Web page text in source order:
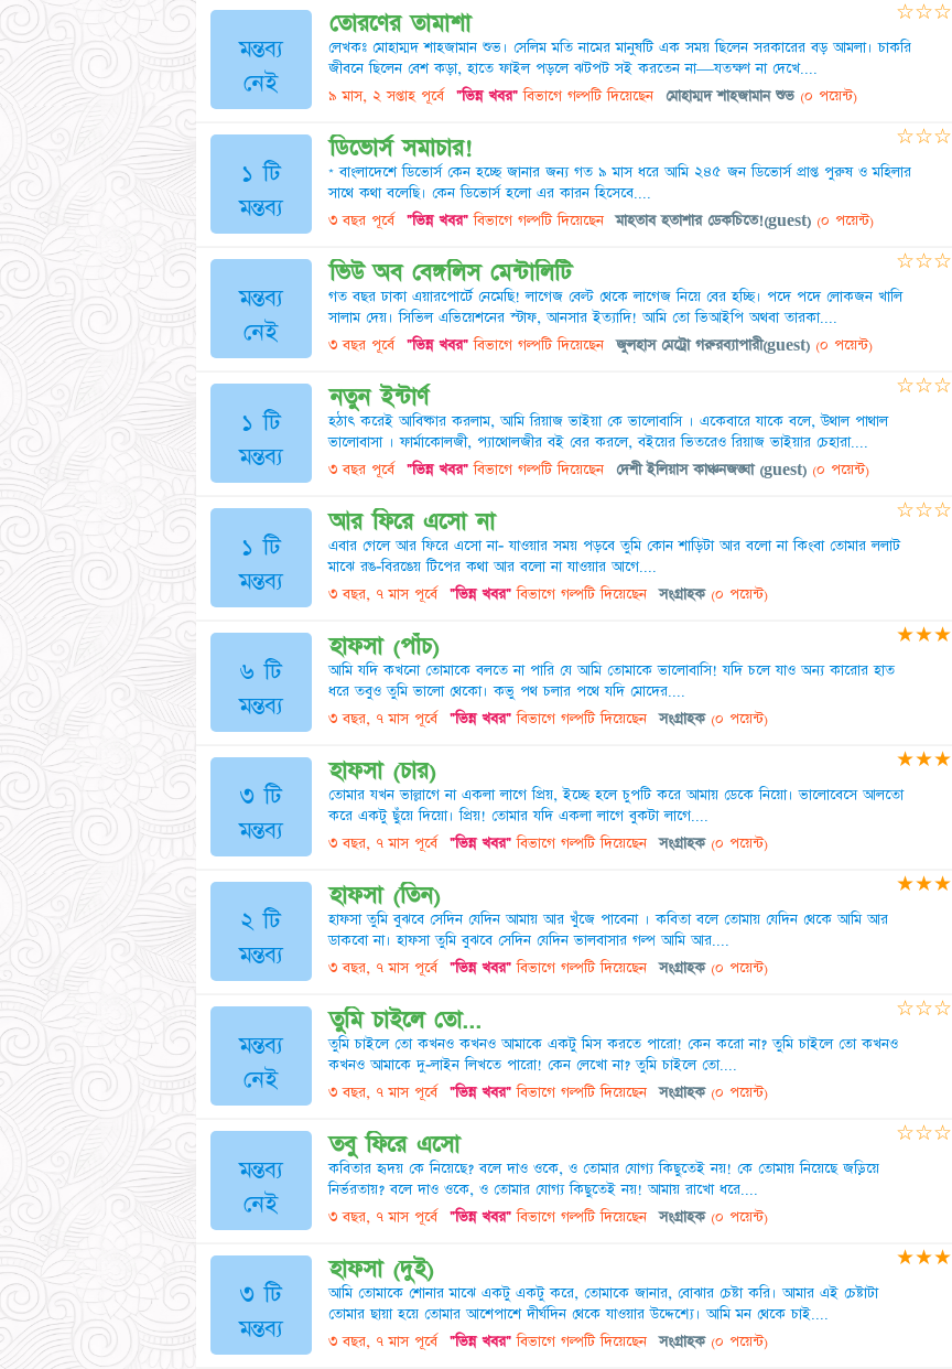
মন্তব্য
নেই
তোরণের তামাশা
লেখকঃ মোহাম্মদ শাহজামান শুভ। সেলিম মতি নামের মানুষটি এক সময় ছিলেন সরকারের বড় আমলা। চাকরি
জীবনে ছিলেন বেশ কড়া, হাতে ফাইল পড়লে ঝটপট সই করতেন না—যতক্ষণ না দেখে....
৯ মাস, ২ সপ্তাহ পূর্বে "ভিন্ন খবর"বিভাগে গল্পটি দিয়েছেন মোহাম্মদ শাহজামান শুভ (০ পয়েন্ট)
☆☆☆
১ টি
মন্তব্য
ডিভোর্স সমাচার!
* বাংলাদেশে ডিভোর্স কেন হচ্ছে জানার জন্য গত ৯ মাস ধরে আমি ২৪৫ জন ডিভোর্স প্রাপ্ত পুরুষ ও মহিলার
সাথে কথা বলেছি। কেন ডিভোর্স হলো এর কারন হিসেবে....
৩ বছর পূর্বে "ভিন্ন খবর"বিভাগে গল্পটি দিয়েছেন মাহতাব হতাশার ডেকচিতে!(guest)(০ পয়েন্ট)
☆☆☆
মন্তব্য
নেই
ভিউ অব বেঙ্গলিস মেন্টালিটি
গত বছর ঢাকা এয়ারপোর্টে নেমেছি! লাগেজ বেল্ট থেকে লাগেজ নিয়ে বের হচ্ছি। পদে পদে লোকজন খালি
সালাম দেয়। সিভিল এভিয়েশনের স্টাফ, আনসার ইত্যাদি! আমি তো ভিআইপি অথবা তারকা....
৩ বছর পূর্বে "ভিন্ন খবর"বিভাগে গল্পটি দিয়েছেন জুলহাস মেট্রো গরুরব্যাপারী(guest)(০ পয়েন্ট)
☆☆☆
১ টি
মন্তব্য
নতুন ইন্টার্ণ
হঠাৎ করেই আবিষ্কার করলাম, আমি রিয়াজ ভাইয়া কে ভালোবাসি । একেবারে যাকে বলে, উথাল পাথাল
ভালোবাসা । ফার্মাকোলজী, প্যাথোলজীর বই বের করলে, বইয়ের ভিতরেও রিয়াজ ভাইয়ার চেহারা....
৩ বছর পূর্বে "ভিন্ন খবর"বিভাগে গল্পটি দিয়েছেন দেশী ইলিয়াস কাঞ্চনজঙ্ঘা (guest)(০ পয়েন্ট)
☆☆☆
১ টি
মন্তব্য
আর ফিরে এসো না
এবার গেলে আর ফিরে এসো না- যাওয়ার সময় পড়বে তুমি কোন শাড়িটা আর বলো না কিংবা তোমার ললাট
মাঝে রঙ-বিরঙেয় টিপের কথা আর বলো না যাওয়ার আগে....
৩ বছর, ৭ মাস পূর্বে "ভিন্ন খবর"বিভাগে গল্পটি দিয়েছেন সংগ্রাহক(০ পয়েন্ট)
☆☆☆
৬ টি
মন্তব্য
হাফসা (পাঁচ)
আমি যদি কখনো তোমাকে বলতে না পারি যে আমি তোমাকে ভালোবাসি! যদি চলে যাও অন্য কারোর হাত
ধরে তবুও তুমি ভালো থেকো। কভু পথ চলার পথে যদি মোদের....
৩ বছর, ৭ মাস পূর্বে "ভিন্ন খবর"বিভাগে গল্পটি দিয়েছেন সংগ্রাহক(০ পয়েন্ট)
★★★
৩ টি
মন্তব্য
হাফসা (চার)
তোমার যখন ভাল্লাগে না একলা লাগে প্রিয়, ইচ্ছে হলে চুপটি করে আমায় ডেকে নিয়ো। ভালোবেসে আলতো
করে একটু ছুঁয়ে দিয়ো। প্রিয়! তোমার যদি একলা লাগে বুকটা লাগে....
৩ বছর, ৭ মাস পূর্বে "ভিন্ন খবর"বিভাগে গল্পটি দিয়েছেন সংগ্রাহক(০ পয়েন্ট)
★★★
২ টি
মন্তব্য
হাফসা (তিন)
হাফসা তুমি বুঝবে সেদিন যেদিন আমায় আর খুঁজে পাবেনা । কবিতা বলে তোমায় যেদিন থেকে আমি আর
ডাকবো না। হাফসা তুমি বুঝবে সেদিন যেদিন ভালবাসার গল্প আমি আর....
৩ বছর, ৭ মাস পূর্বে "ভিন্ন খবর"বিভাগে গল্পটি দিয়েছেন সংগ্রাহক(০ পয়েন্ট)
★★★
মন্তব্য
নেই
তুমি চাইলে তো...
তুমি চাইলে তো কখনও কখনও আমাকে একটু মিস করতে পারো! কেন করো না? তুমি চাইলে তো কখনও
কখনও আমাকে দু-লাইন লিখতে পারো! কেন লেখো না? তুমি চাইলে তো....
৩ বছর, ৭ মাস পূর্বে "ভিন্ন খবর"বিভাগে গল্পটি দিয়েছেন সংগ্রাহক(০ পয়েন্ট)
☆☆☆
মন্তব্য
নেই
তবু ফিরে এসো
কবিতার হৃদয় কে নিয়েছে? বলে দাও ওকে, ও তোমার যোগ্য কিছুতেই নয়! কে তোমায় নিয়েছে জড়িয়ে
নির্ভরতায়? বলে দাও ওকে, ও তোমার যোগ্য কিছুতেই নয়! আমায় রাখো ধরে....
৩ বছর, ৭ মাস পূর্বে "ভিন্ন খবর"বিভাগে গল্পটি দিয়েছেন সংগ্রাহক(০ পয়েন্ট)
☆☆☆
৩ টি
মন্তব্য
হাফসা (দুই)
আমি তোমাকে শোনার মাঝে একটু একটু করে, তোমাকে জানার, বোঝার চেষ্টা করি। আমার এই চেষ্টাটা
তোমার ছায়া হয়ে তোমার আশেপাশে দীর্ঘদিন থেকে যাওয়ার উদ্দেশ্যে। আমি মন থেকে চাই....
৩ বছর, ৭ মাস পূর্বে "ভিন্ন খবর"বিভাগে গল্পটি দিয়েছেন সংগ্রাহক(০ পয়েন্ট)
★★★